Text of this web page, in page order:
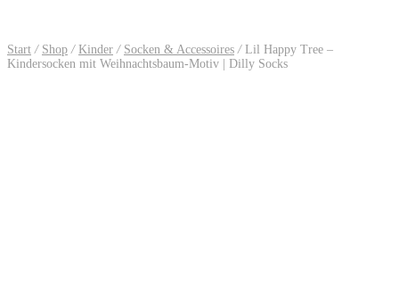
Start / Shop / Kinder / Socken & Accessoires /Lil Happy Tree –
Kindersocken mit Weihnachtsbaum-Motiv | Dilly Socks